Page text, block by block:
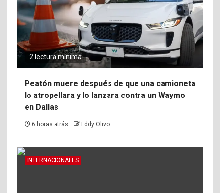
2 lectura mínima
Peatón muere después de que una camioneta
lo atropellara y lo lanzara contra un Waymo
en Dallas
6 horas atrás Eddy Olivo
INTERNACIONALES